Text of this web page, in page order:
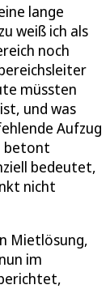
lange
weiß ich als
noch
müssten
und was
Aufzug
betont
bedeutet,
nicht
Mietlösung,
im